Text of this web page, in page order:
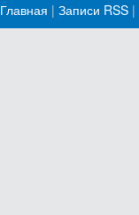
Главная | Записи RSS |